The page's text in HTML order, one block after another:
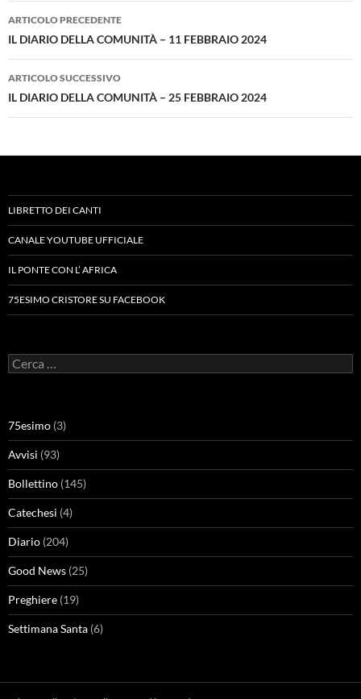
Navigazione
articolo
ARTICOLO PRECEDENTE
IL DIARIO DELLA COMUNITÀ – 11 FEBBRAIO 2024
ARTICOLO SUCCESSIVO
IL DIARIO DELLA COMUNITÀ – 25 FEBBRAIO 2024
LIBRETTO DEI CANTI
CANALE YOUTUBE UFFICIALE
IL PONTE CON L’ AFRICA
75ESIMO CRISTORE SU FACEBOOK
Ricerca
per:
75esimo (3)
Avvisi (93)
Bollettino (145)
Catechesi (4)
Diario (204)
Good News (25)
Preghiere (19)
Settimana Santa (6)